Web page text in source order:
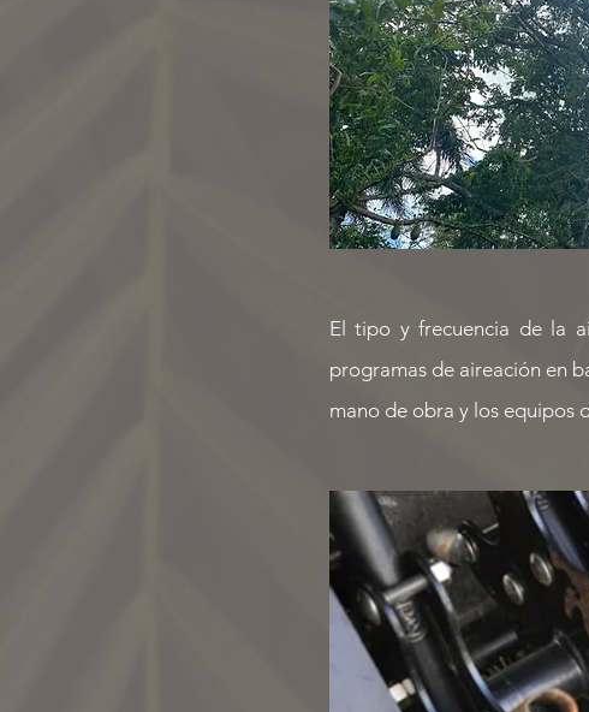
El tipo y frecuencia de la
programas de aireación en
mano de obra y los equipos